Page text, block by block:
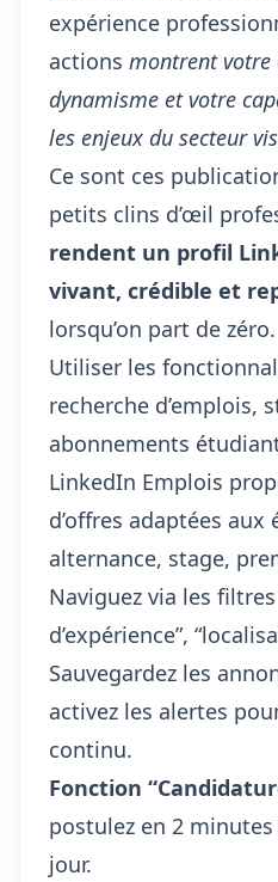
expérience
actions montrent votre
dynamisme et votre
les enjeux du secteur
Ce sont ces
petits clins d’œil
rendent un profil
vivant, crédible et
lorsqu’on part de zéro.
Utiliser les
recherche d’emplois,
abonnements
LinkedIn Emplois
d’offres adaptées aux
alternance, stage,
Naviguez via les filtres
d’expérience”,
Sauvegardez les
activez les alertes
continu.
Fonction
postulez en 2
jour.